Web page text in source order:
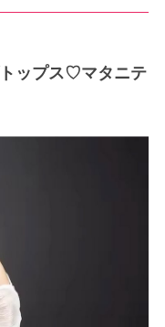
ップス♡マタニテ